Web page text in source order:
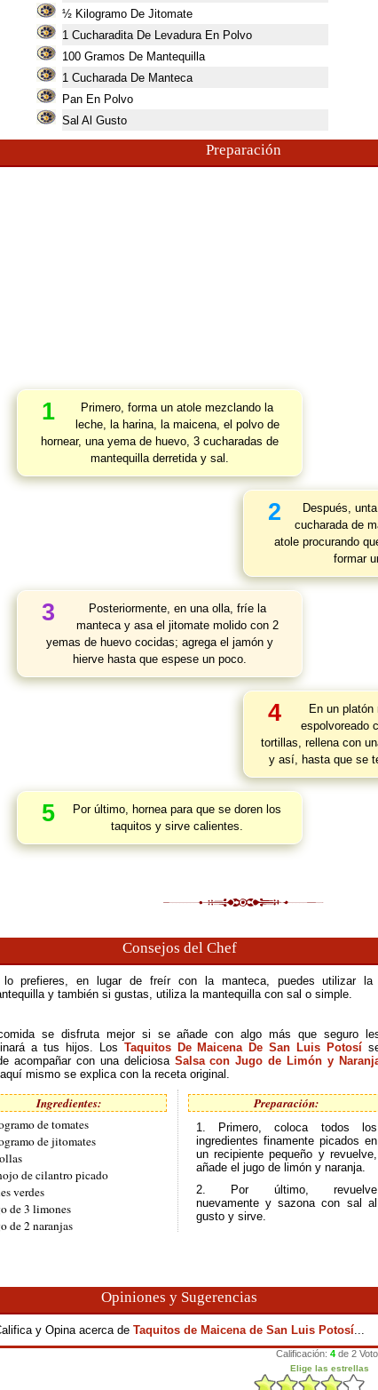
½ Kilogramo De Jitomate
1 Cucharadita De Levadura En Polvo
100 Gramos De Mantequilla
1 Cucharada De Manteca
Pan En Polvo
Sal Al Gusto
Preparación
1
Primero, forma un atole mezclando la
leche, la harina, la maicena, el polvo de
hornear, una yema de huevo, 3 cucharadas de
mantequilla derretida y sal.
2
Después,
cucharada de
atole procurando
formar
3
Posteriormente, en una olla, fríe la
manteca y asa el jitomate molido con 2
yemas de huevo cocidas; agrega el jamón y
hierve hasta que espese un poco.
4
En un platón
espolvoreado
tortillas, rellena con
y así, hasta que se
5
Por último, hornea para que se doren los
taquitos y sirve calientes.
Consejos del Chef
prefieres, en lugar de freír con la manteca, puedes utilizar la
y también si gustas, utiliza la mantequilla con sal o simple.
se disfruta mejor si se añade con algo más que seguro
a tus hijos. Los Taquitos De Maicena De San Luis Potosí
acompañar con una deliciosa Salsa con Jugo de Limón y
mismo se explica con la receta original.
Ingredientes:
de tomates
de jitomates
de cilantro picado
verdes
de 3 limones
de 2 naranjas
Preparación:
1. Primero, coloca todos los
ingredientes finamente picados en
un recipiente pequeño y revuelve,
añade el jugo de limón y naranja.
2. Por último, revuelve
nuevamente y sazona con sal al
gusto y sirve.
Opiniones y Sugerencias
y Opina acerca de Taquitos de Maicena de San Luis Potosí...